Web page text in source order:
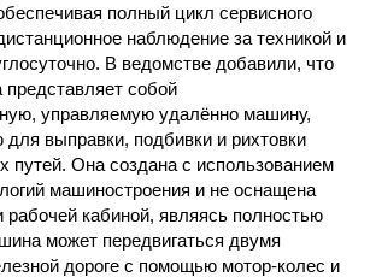
полный цикл сервисного
наблюдение за техникой и
В ведомстве добавили, что
представляет собой
управляемую удалённо машину,
для выправки, подбивки и рихтовки
путей. Она создана с использованием
машиностроения и не оснащена
рабочей кабиной, являясь полностью
может передвигаться двумя
дороге с помощью мотор-колес и